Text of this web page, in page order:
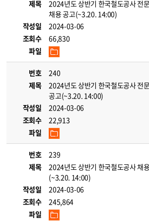
제목
2024년도 상반기 한국철도공사 전
채용 공고(~3.20. 14:00)
작성일
2024-03-06
조회수
66,830
파일
번호
240
제목
2024년도 상반기 한국철도공사 전
공고(~3.20. 14:00)
작성일
2024-03-06
조회수
22,913
파일
번호
239
제목
2024년도 상반기 한국철도공사 채
(~3.20. 14:00)
작성일
2024-03-06
조회수
245,864
파일